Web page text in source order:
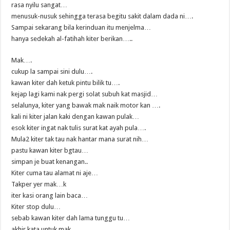
rasa nyilu sangat…
menusuk-nusuk sehingga terasa begitu sakit dalam dada ni….
Sampai sekarang bila kerinduan itu menjelma…
hanya sedekah al-fatihah kiter berikan…..
Mak….
cukup la sampai sini dulu….
kawan kiter dah ketuk pintu bilik tu….
kejap lagi kami nak pergi solat subuh kat masjid…
selalunya, kiter yang bawak mak naik motor kan ….
kali ni kiter jalan kaki dengan kawan pulak…
esok kiter ingat nak tulis surat kat ayah pula….
Mula2 kiter tak tau nak hantar mana surat nih…
pastu kawan kiter bgtau…
simpan je buat kenangan..
Kiter cuma tau alamat ni aje…
Takper yer mak…k
iter kasi orang lain baca…
Kiter stop dulu…
sebab kawan kiter dah lama tunggu tu…